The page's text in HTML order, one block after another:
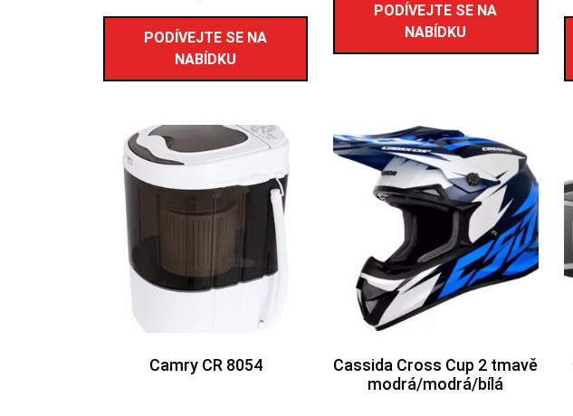
PODÍVEJTE SE NA
NABÍDKU
PODÍVEJTE SE NA
NABÍDKU
Camry CR 8054
Cassida Cross Cup 2 tmavě
modrá/modrá/bílá